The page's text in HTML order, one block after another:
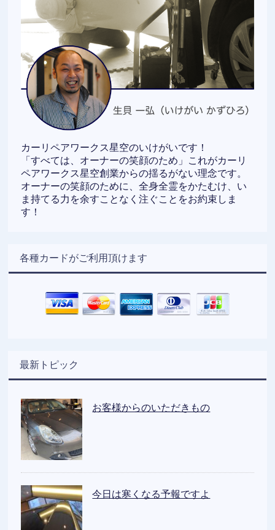
カーリペアワークス星空のいけがいです！
「すべては、オーナーの笑顔のため」これがカーリ
ペアワークス星空創業からの揺るがない理念です。
オーナーの笑顔のために、全身全霊をかたむけ、い
ま持てる力を余すことなく注ぐことをお約束しま
す！
各種カードがご利用頂けます
最新トピック
お客様からのいただきもの
今日は寒くなる予報ですよ